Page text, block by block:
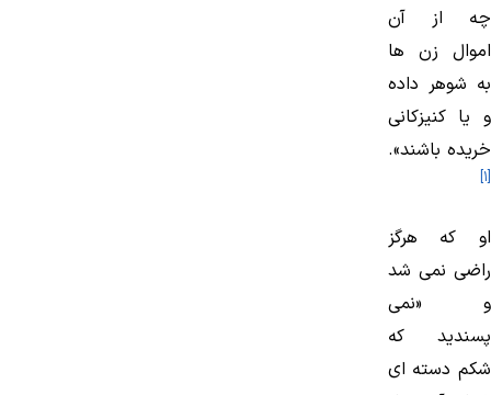
چه از آن
اموال زن ها
به شوهر داده
و یا كنیزكانی
خریده باشند».
[1]
او كه هرگز
راضی نمی شد
و «نمی
پسندید كه
شكم دسته ای